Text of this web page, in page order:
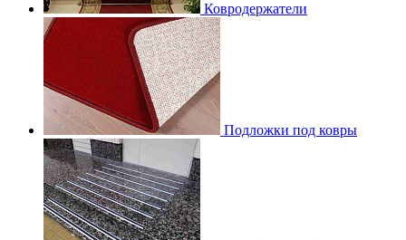
Ковродержатели
Подложки под ковры